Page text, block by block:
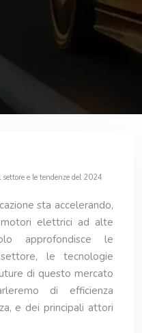
e le tendenze del 2024
sta accelerando,
elettrici ad alte
approfondisce le
le tecnologie
di questo mercato
di efficienza
e dei principali attori